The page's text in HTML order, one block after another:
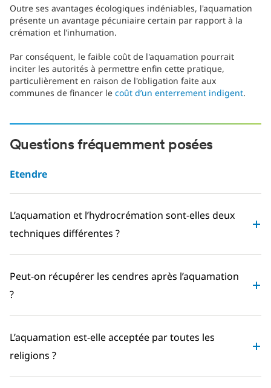
Outre ses avantages écologiques indéniables, l'aquamation
présente un avantage pécuniaire certain par rapport à la
crémation et l’inhumation.
Par conséquent, le faible coût de l'aquamation pourrait
inciter les autorités à permettre enfin cette pratique,
particulièrement en raison de l'obligation faite aux
communes de financer le coût d’un enterrement indigent.
Questions fréquemment posées
Etendre
L’aquamation et l’hydrocrémation sont-elles deux
techniques différentes ?
Peut-on récupérer les cendres après l’aquamation
?
L’aquamation est-elle acceptée par toutes les
religions ?